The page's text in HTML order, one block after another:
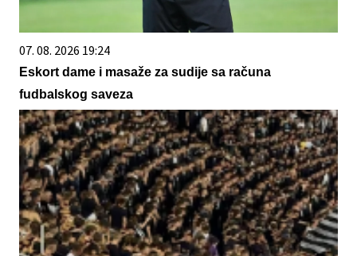
07. 08. 2026 19:24
Eskort dame i masaže za sudije sa računa
fudbalskog saveza